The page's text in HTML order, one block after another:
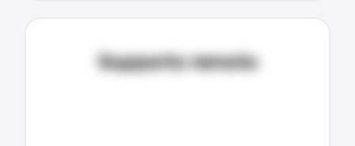
Supporto remoto